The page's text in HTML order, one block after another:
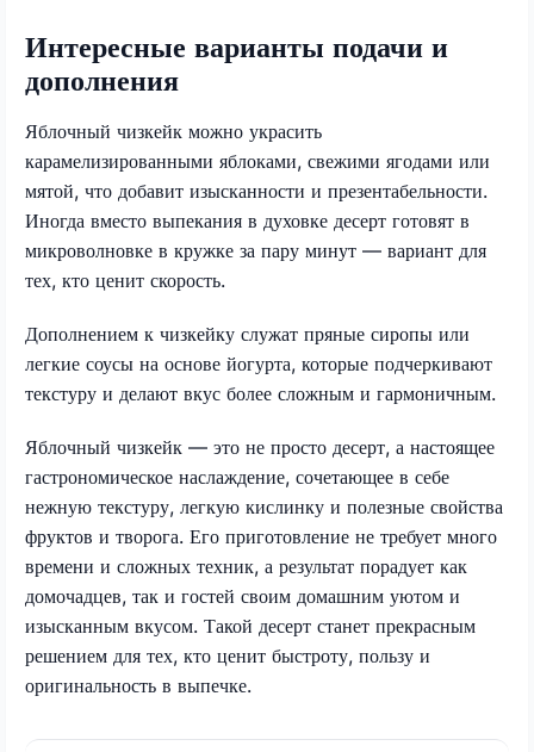
Интересные варианты подачи и
дополнения
Яблочный чизкейк можно украсить
карамелизированными яблоками, свежими ягодами или
мятой, что добавит изысканности и презентабельности.
Иногда вместо выпекания в духовке десерт готовят в
микроволновке в кружке за пару минут — вариант для
тех, кто ценит скорость.
Дополнением к чизкейку служат пряные сиропы или
легкие соусы на основе йогурта, которые подчеркивают
текстуру и делают вкус более сложным и гармоничным.
Яблочный чизкейк — это не просто десерт, а настоящее
гастрономическое наслаждение, сочетающее в себе
нежную текстуру, легкую кислинку и полезные свойства
фруктов и творога. Его приготовление не требует много
времени и сложных техник, а результат порадует как
домочадцев, так и гостей своим домашним уютом и
изысканным вкусом. Такой десерт станет прекрасным
решением для тех, кто ценит быстроту, пользу и
оригинальность в выпечке.